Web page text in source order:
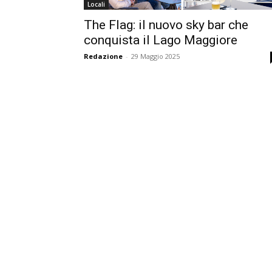
Locali
The Flag: il nuovo sky bar che
conquista il Lago Maggiore
Redazione - 29 Maggio 2025